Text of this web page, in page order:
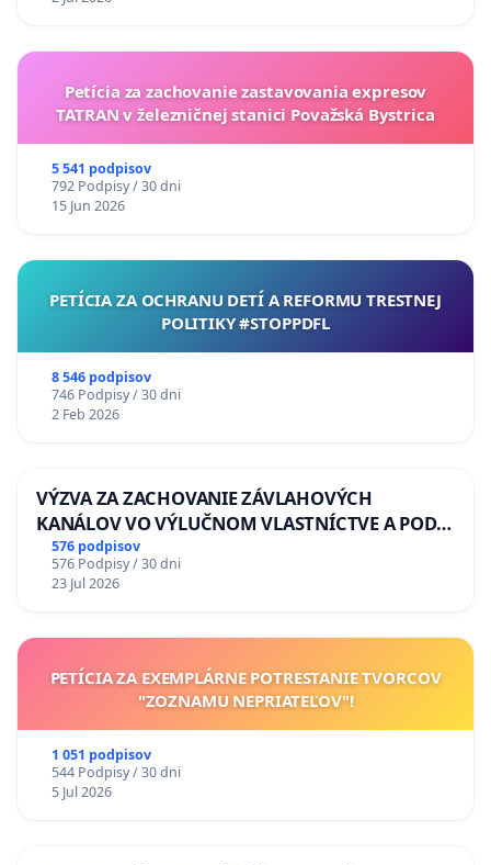
Petícia za zachovanie zastavovania expresov
TATRAN v železničnej stanici Považská Bystrica
5 541 podpisov
792 Podpisy / 30 dni
15 Jun 2026
PETÍCIA ZA OCHRANU DETÍ A REFORMU TRESTNEJ
POLITIKY #STOPPDFL
8 546 podpisov
746 Podpisy / 30 dni
2 Feb 2026
VÝZVA ZA ZACHOVANIE ZÁVLAHOVÝCH
KANÁLOV VO VÝLUČNOM VLASTNÍCTVE A POD
KONTROLOU SLOVENSKEJ REPUBLIKY & žiadosť
na riešenie zanedbaného stavu závlahových a
odvodňovacích kanálov na Slovensku
576 podpisov
576 Podpisy / 30 dni
23 Jul 2026
PETÍCIA ZA EXEMPLÁRNE POTRESTANIE TVORCOV
"ZOZNAMU NEPRIATEĽOV"!
1 051 podpisov
544 Podpisy / 30 dni
5 Jul 2026